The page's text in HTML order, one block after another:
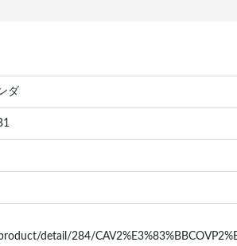
ダ
detail/284/